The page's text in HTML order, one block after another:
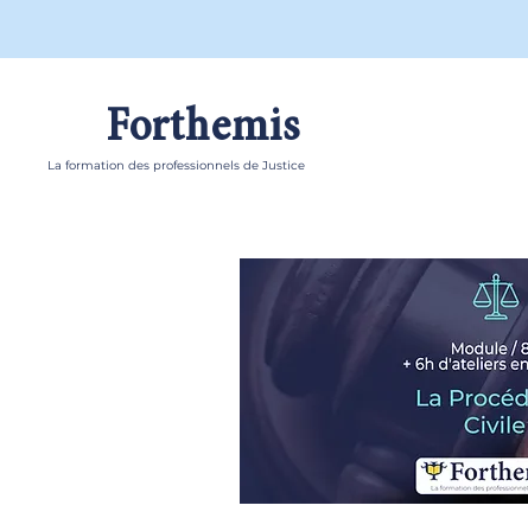
Forthemis
La formation des professionnels de Justice